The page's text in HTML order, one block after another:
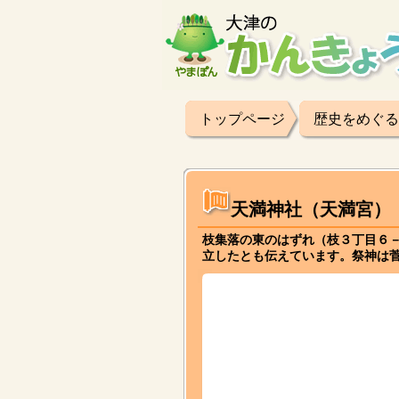
トップページ 歴史をめぐ
天満神社（天満宮）
枝集落の東のはずれ（枝３丁目６
立したとも伝えています。祭神は